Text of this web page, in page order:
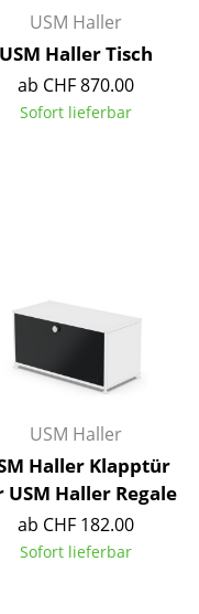
USM Haller
USM Haller Tisch
ab CHF 870.00
Sofort lieferbar
USM Haller
Haller Klapptür
USM Haller Regale
ab CHF 182.00
Sofort lieferbar